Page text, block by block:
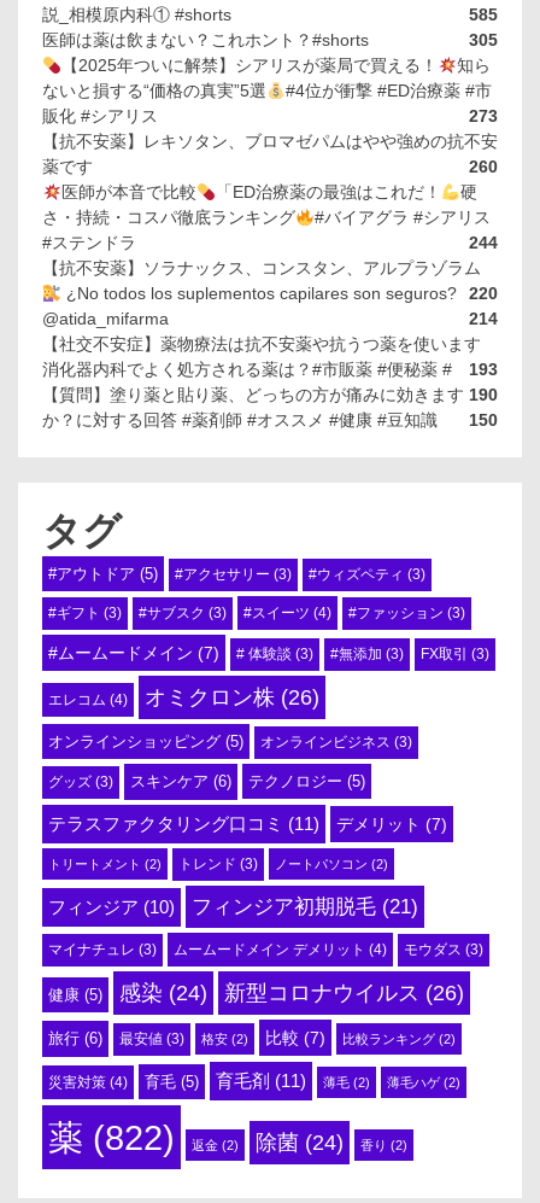
説_相模原内科① #shorts
585
医師は薬は飲まない？これホント？#shorts
305
【2025年ついに解禁】シアリスが薬局で買える！
知ら
ないと損する“価格の真実”5選
#4位が衝撃 #ED治療薬 #市
販化 #シアリス
273
【抗不安薬】レキソタン、ブロマゼパムはやや強めの抗不安
薬です
260
医師が本音で比較
「ED治療薬の最強はこれだ！
硬
さ・持続・コスパ徹底ランキング
#バイアグラ #シアリス
#ステンドラ
244
【抗不安薬】ソラナックス、コンスタン、アルプラゾラム
220
¿No todos los suplementos capilares son seguros?
@atida_mifarma
214
【社交不安症】薬物療法は抗不安薬や抗うつ薬を使います
193
消化器内科でよく処方される薬は？#市販薬 #便秘薬 #
190
【質問】塗り薬と貼り薬、どっちの方が痛みに効きます
か？に対する回答 #薬剤師 #オススメ #健康 #豆知識
150
タグ
#アウトドア (5) #アクセサリー (3) #ウィズペティ (3)
#ギフト (3) #サブスク (3) #スイーツ (4) #ファッション (3)
#ムームードメイン (7) # 体験談 (3) #無添加 (3) FX取引 (3)
エレコム (4) オミクロン株 (26)
オンラインショッピング (5) オンラインビジネス (3)
グッズ (3) スキンケア (6) テクノロジー (5)
テラスファクタリング口コミ (11) デメリット (7)
トリートメント (2) トレンド (3) ノートパソコン (2)
フィンジア (10) フィンジア初期脱毛 (21)
マイナチュレ (3) ムームードメイン デメリット (4) モウダス (3)
健康 (5) 感染 (24) 新型コロナウイルス (26)
旅行 (6) 最安値 (3) 格安 (2) 比較 (7) 比較ランキング (2)
災害対策 (4) 育毛 (5) 育毛剤 (11) 薄毛 (2) 薄毛ハゲ(2)
薬 (822) 返金 (2) 除菌 (24) 香り (2)